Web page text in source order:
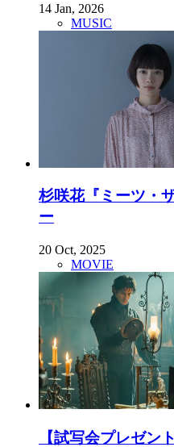
14 Jan, 2026
MUSIC
杉咲花『ミーツ・
ー
20 Oct, 2025
MOVIE
【試写会プレゼン